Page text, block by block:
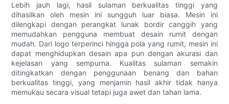
Lebih jauh lagi, hasil sulaman berkualitas tinggi yang
dihasilkan oleh mesin ini sungguh luar biasa. Mesin ini
dilengkapi dengan perangkat lunak bordir canggih yang
memudahkan pengguna membuat desain rumit dengan
mudah. Dari logo terperinci hingga pola yang rumit, mesin ini
dapat menghidupkan desain apa pun dengan akurasi dan
kejelasan yang sempurna. Kualitas sulaman semakin
ditingkatkan dengan penggunaan benang dan bahan
berkualitas tinggi, yang menjamin hasil akhir tidak hanya
memukau secara visual tetapi juga awet dan tahan lama.